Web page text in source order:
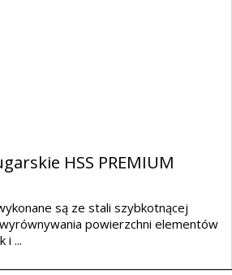
HSS PREMIUM
są ze stali szybkotnącej
powierzchni elementów
i ...